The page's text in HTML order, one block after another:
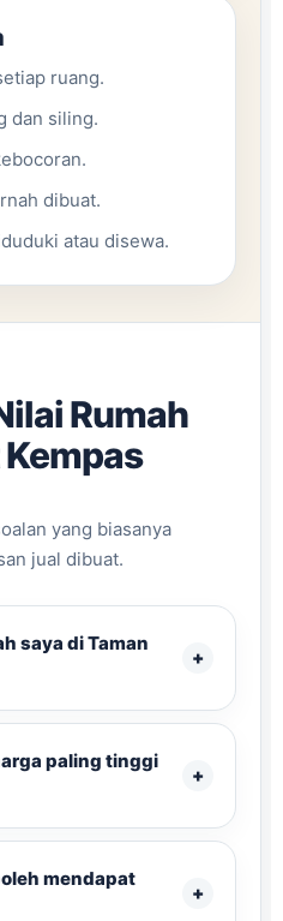
ruang.
dan siling.
dibuat.
atau disewa.
Rumah
yang biasanya
jual dibuat.
saya di Taman
paling tinggi
mendapat